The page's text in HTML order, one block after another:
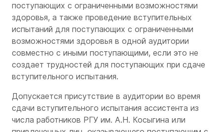
поступающих с ограниченными возможностями
здоровья, а также проведение вступительных
испытаний для поступающих с ограниченными
возможностями здоровья в одной аудитории
совместно с иными поступающими, если это не
создает трудностей для поступающих при сдаче
вступительного испытания.
Допускается присутствие в аудитории во время
сдачи вступительного испытания ассистента из
числа работников РГУ им. А.Н. Косыгина или